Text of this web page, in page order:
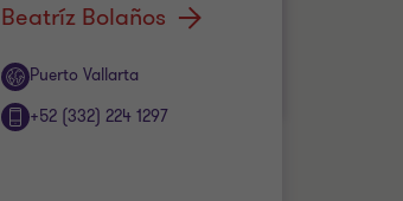
Beatríz Bolaños
Puerto Vallarta
Oficina
+52 (332) 224 1297